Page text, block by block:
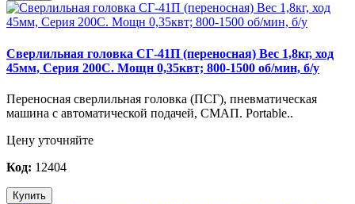
Сверлильная головка СГ-41П (переносная) Вес 1,8кг, ход
45мм, Серия 200С. Мощн 0,35квт; 800-1500 об/мин, б/у
Переносная сверлильная головка (ПСГ), пневматическая
машина с автоматической подачей, СМАП. Portable..
Цену уточняйте
Код: 12404
Купить